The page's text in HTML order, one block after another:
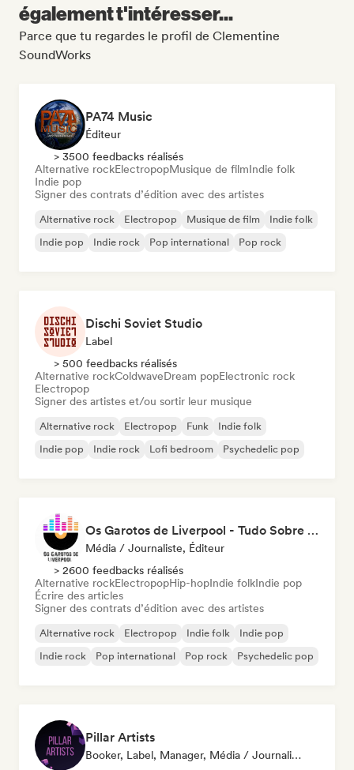
également t'intéresser...
Parce que tu regardes le profil de Clementine
SoundWorks
PA74 Music
Éditeur
> 3500 feedbacks réalisés
Alternative rockElectropopMusique de filmIndie folk
Indie pop
Signer des contrats d’édition avec des artistes
Alternative rock Electropop Musique de film
Indie folk
Indie pop
Indie rock Pop international Pop rock
Dischi Soviet Studio
Label
> 500 feedbacks réalisés
Alternative rockColdwaveDream popElectronic rock
Electropop
Signer des artistes et/ou sortir leur musique
Alternative rock Electropop Funk
Indie folk
Indie pop
Indie rock Lofi bedroom Psychedelic pop
Os Garotos de Liverpool - Tudo Sobre Música
Média / Journaliste, Éditeur
> 2600 feedbacks réalisés
Alternative rockElectropopHip-hopIndie folkIndie pop
Écrire des articles
Signer des contrats d’édition avec des artistes
Alternative rock Electropop Indie folk
Indie pop
Indie rock
Pop international Pop rock Psychedelic pop
Pillar Artists
Booker, Label, Manager, Média / Journaliste, Mentor, Playlist